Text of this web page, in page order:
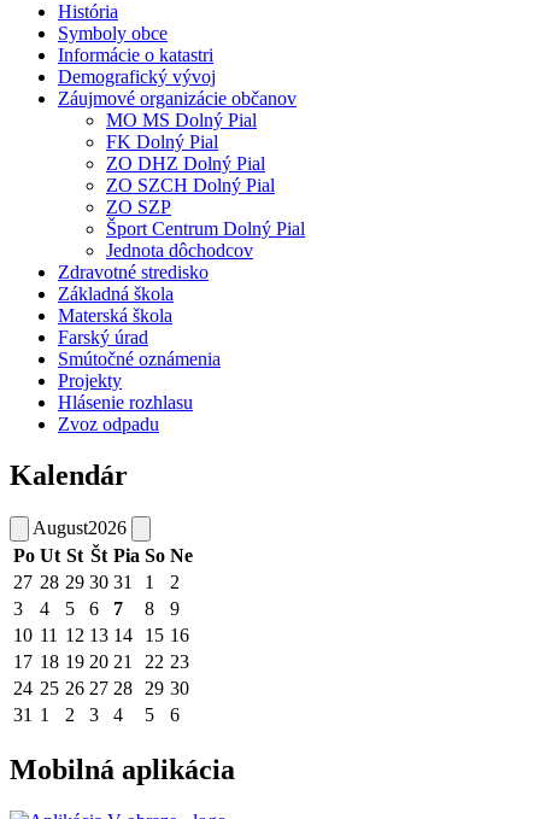
História
Symboly obce
Informácie o katastri
Demografický vývoj
Záujmové organizácie občanov
MO MS Dolný Pial
FK Dolný Pial
ZO DHZ Dolný Pial
ZO SZCH Dolný Pial
ZO SZP
Šport Centrum Dolný Pial
Jednota dôchodcov
Zdravotné stredisko
Základná škola
Materská škola
Farský úrad
Smútočné oznámenia
Projekty
Hlásenie rozhlasu
Zvoz odpadu
Kalendár
August2026
Po Ut St Št Pia So Ne
27 28 29 30 31 1
2
3
4 5 6 7 8
9
10 11 12 13 14 15 16
17 18 19 20 21 22 23
24 25 26 27 28 29 30
31 1 2 3 4 5 6
Mobilná aplikácia